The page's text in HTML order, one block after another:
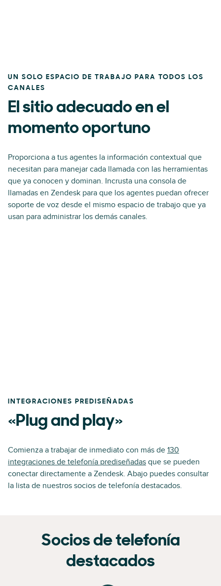
UN SOLO ESPACIO DE TRABAJO PARA TODOS LOS
CANALES
El sitio adecuado en el
momento oportuno
Proporciona a tus agentes la información contextual que
necesitan para manejar cada llamada con las herramientas
que ya conocen y dominan. Incrusta una consola de
llamadas en Zendesk para que los agentes puedan ofrecer
soporte de voz desde el mismo espacio de trabajo que ya
usan para administrar los demás canales.
INTEGRACIONES PREDISEÑADAS
«Plug and play»
Comienza a trabajar de inmediato con más de 130
integraciones de telefonía prediseñadas que se pueden
conectar directamente a Zendesk. Abajo puedes consultar
la lista de nuestros socios de telefonía destacados.
Socios de telefonía
destacados